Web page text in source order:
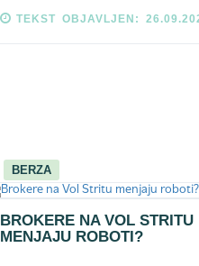
TEKST OBJAVLJEN:
BERZA
BROKERE NA VOL STRITU
MENJAJU ROBOTI?